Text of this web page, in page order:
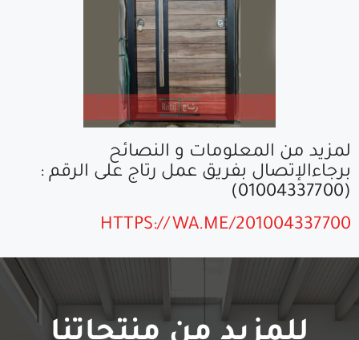
لمزيد من المعلومات و النصائح
برجاءالإتصال بفريق عمل رتاج على الرقم :
(01004337700)
HTTPS://WA.ME/201004337700